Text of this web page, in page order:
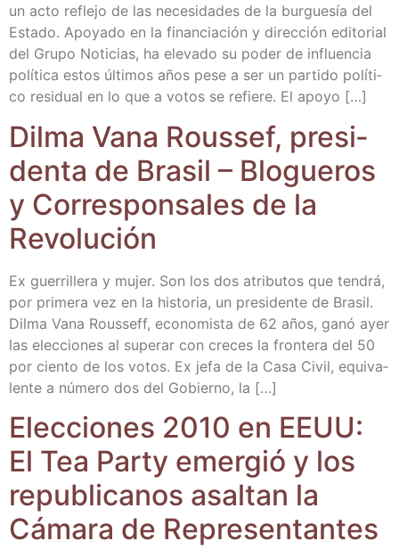
un acto refle­jo de las nece­si­da­des de la bur­gue­sía del
Esta­do. Apo­ya­do en la finan­cia­ción y direc­ción edi­to­rial
del Gru­po Noti­cias, ha ele­va­do su poder de influen­cia
polí­ti­ca estos últi­mos años pese a ser un par­ti­do polí­ti­
co resi­dual en lo que a votos se refie­re. El apoyo […]
Dil­ma Vana Rous­sef, pre­si­
den­ta de Bra­sil – Blo­gue­ros
y Corres­pon­sa­les de la
Revolución
Ex gue­rri­lle­ra y mujer. Son los dos atri­bu­tos que ten­drá,
por pri­me­ra vez en la his­to­ria, un pre­si­den­te de Bra­sil.
Dil­ma Vana Rous­seff, eco­no­mis­ta de 62 años, ganó ayer
las elec­cio­nes al supe­rar con cre­ces la fron­te­ra del 50
por cien­to de los votos. Ex jefa de la Casa Civil, equi­va­
len­te a núme­ro dos del Gobierno, la […]
Elec­cio­nes 2010 en EEUU:
El Tea Party emer­gió y los
repu­bli­ca­nos asal­tan la
Cáma­ra de Representantes